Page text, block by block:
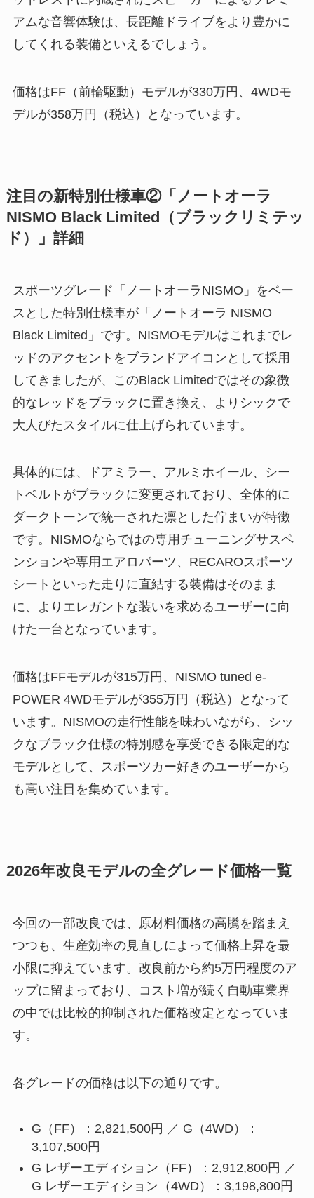
アムな音響体験は、長距離ドライブをより豊かに
してくれる装備といえるでしょう。
価格はFF（前輪駆動）モデルが330万円、4WDモ
デルが358万円（税込）となっています。
注目の新特別仕様車②「ノートオーラ
NISMO Black Limited（ブラックリミテッ
ド）」詳細
スポーツグレード「ノートオーラNISMO」をベー
スとした特別仕様車が「ノートオーラ NISMO
Black Limited」です。NISMOモデルはこれまでレ
ッドのアクセントをブランドアイコンとして採用
してきましたが、このBlack Limitedではその象徴
的なレッドをブラックに置き換え、よりシックで
大人びたスタイルに仕上げられています。
具体的には、ドアミラー、アルミホイール、シー
トベルトがブラックに変更されており、全体的に
ダークトーンで統一された凛とした佇まいが特徴
です。NISMOならではの専用チューニングサスペ
ンションや専用エアロパーツ、RECAROスポーツ
シートといった走りに直結する装備はそのまま
に、よりエレガントな装いを求めるユーザーに向
けた一台となっています。
価格はFFモデルが315万円、NISMO tuned e-
POWER 4WDモデルが355万円（税込）となって
います。NISMOの走行性能を味わいながら、シッ
クなブラック仕様の特別感を享受できる限定的な
モデルとして、スポーツカー好きのユーザーから
も高い注目を集めています。
2026年改良モデルの全グレード価格一覧
今回の一部改良では、原材料価格の高騰を踏まえ
つつも、生産効率の見直しによって価格上昇を最
小限に抑えています。改良前から約5万円程度のア
ップに留まっており、コスト増が続く自動車業界
の中では比較的抑制された価格改定となっていま
す。
各グレードの価格は以下の通りです。
G（FF）：2,821,500円 ／ G（4WD）：
3,107,500円
G レザーエディション（FF）：2,912,800円 ／
G レザーエディション（4WD）：3,198,800円